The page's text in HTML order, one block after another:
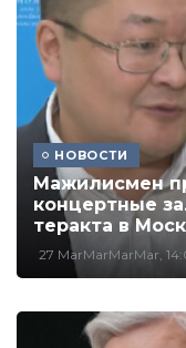
НОВОСТИ
Мажилисмен
концертные
теракта в
27 MarMarMarMar,